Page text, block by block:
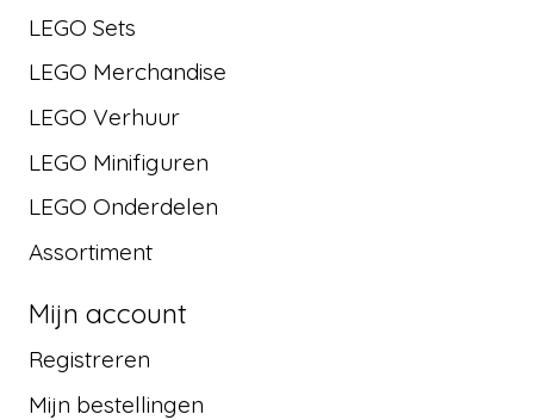
LEGO Sets
LEGO Merchandise
LEGO Verhuur
LEGO Minifiguren
LEGO Onderdelen
Assortiment
Mijn account
Registreren
Mijn bestellingen